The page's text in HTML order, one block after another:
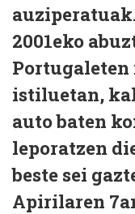
2001eko
istiluetan,
auto baten
leporatzen
beste sei
Apirilaren